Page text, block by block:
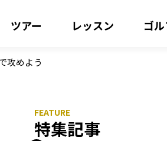
ツアー レッスン ゴ
攻めよう
特集記事